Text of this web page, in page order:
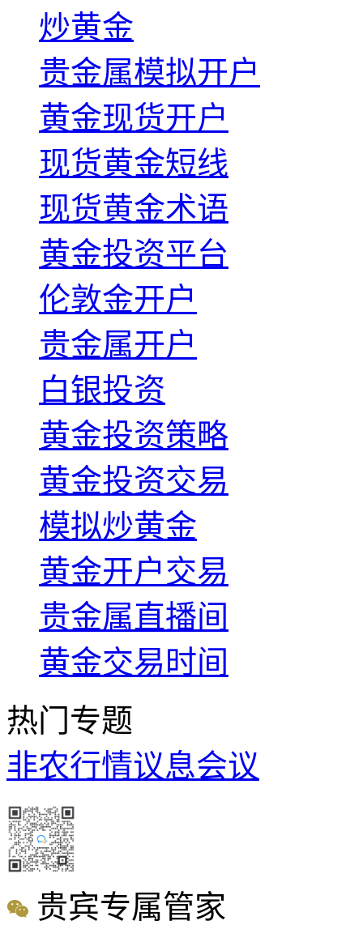
炒黄金
贵金属模拟开户
黄金现货开户
现货黄金短线
现货黄金术语
黄金投资平台
伦敦金开户
贵金属开户
白银投资
黄金投资策略
黄金投资交易
模拟炒黄金
黄金开户交易
贵金属直播间
黄金交易时间
热门专题
非农行情议息会议
贵宾专属管家